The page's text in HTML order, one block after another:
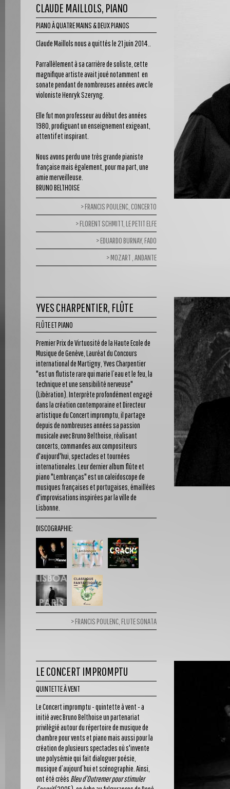
CLAUDE MAILLOLS, PIANO
PIANO À QUATRE MAINS & DEUX PIANOS
Claude Maillols nous a quittés le 21 juin 2014..
Parrallèlement à sa carrière de soliste, cette
magnifique artiste avait joué notamment en
sonate pendant de nombreuses années avec le
violoniste Henryk Szeryng.
Elle fut mon professeur au début des années
1980, prodiguant un enseignement exigeant,
attentif et inspirant.
Nous avons perdu une très grande pianiste
française mais également, pour ma part, une
amie merveilleuse.
BRUNO BELTHOISE
FRANCIS POULENC, CONCERTO
FLORENT SCHMITT, LE PETIT ELFE
EDUARDO BURNAY, FADO
MOZART , ANDANTE
YVES CHARPENTIER, FLÛTE
FLÛTE ET PIANO
Premier Prix de Virtuosité de la Haute Ecole de
Musique de Genève, Lauréat du Concours
international de Martigny, Yves Charpentier
"est un flutiste rare qui marie l’eau et le feu, la
technique et une sensibilité nerveuse"
(Libération). Interprète profondément engagé
dans la création contemporaine et Directeur
artistique du Concert impromptu, il partage
depuis de nombreuses années sa passion
musicale avec Bruno Belthoise, réalisant
concerts, commandes aux compositeurs
d'aujourd'hui, spectacles et tournées
internationales. Leur dernier album flûte et
piano "Lembranças" est un caleïdoscope de
musiques françaises et portugaises, émaillées
d'improvisations inspirées par la ville de
Lisbonne.
DISCOGRAPHIE:
FRANCIS POULENC, FLUTE SONATA
LE CONCERT IMPROMPTU
QUINTETTE À VENT
Le Concert impromptu - quintette à vent - a
initié avec Bruno Belthoise un partenariat
privilégié autour du répertoire de musique de
chambre pour vents et piano mais aussi pour la
création de plusieurs spectacles où s'invente
une polysémie qui fait dialoguer poésie,
musique d’aujourd’hui et scénographie. Ainsi,
ont été créés Bleu d’Outremer pour stimuler